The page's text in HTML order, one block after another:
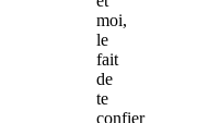
moi,
le
fait
de
te
confier